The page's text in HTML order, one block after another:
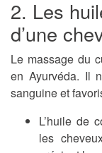
2. Les
d’une
Le massage du
en Ayurvéda. Il
sanguine et
L’huile de
les